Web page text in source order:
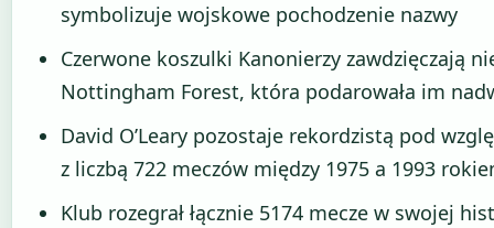
symbolizuje wojskowe pochodzenie nazwy
Czerwone koszulki Kanonierzy zawdzięczają
Nottingham Forest, która podarowała im
David O’Leary pozostaje rekordzistą pod
z liczbą 722 meczów między 1975 a 1993
Klub rozegrał łącznie 5174 mecze w swojej